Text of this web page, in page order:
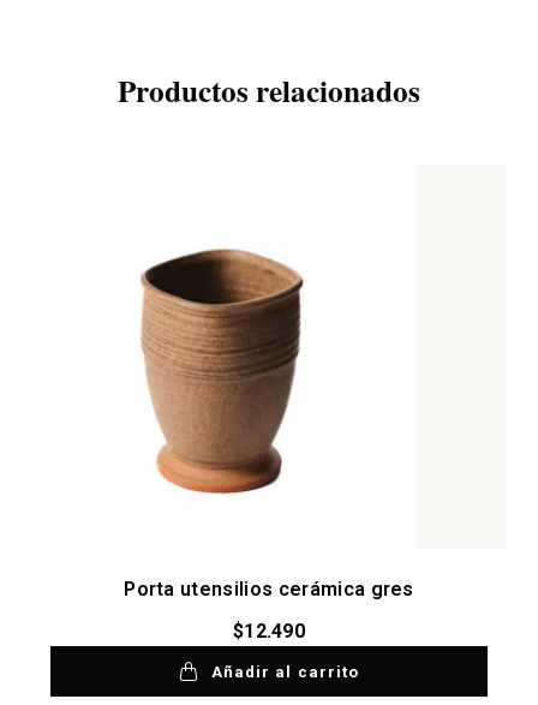
Productos relacionados
Porta utensilios cerámica gres
$12.490
Añadir al carrito